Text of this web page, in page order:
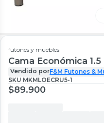
futones y muebles
Cama Económica
Vendido porF&M Futones &
SKU MKMLOECRU5-1
$89.900